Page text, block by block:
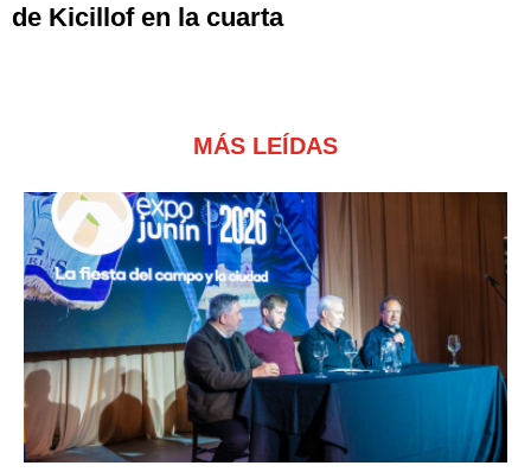
de Kicillof en la cuarta
MÁS LEÍDAS